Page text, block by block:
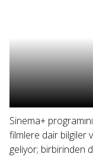
Sinema+
filmlere dair bilgiler
geliyor; birbirinden